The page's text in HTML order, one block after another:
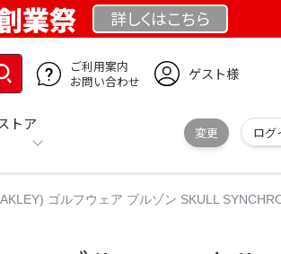
業祭 詳しくはこちら
ご利用案内
お問い合わせ
ゲスト様
トア
変更 ログ
ゴルフウェア ブルゾン SKULL